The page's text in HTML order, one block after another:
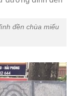
đền chùa miếu